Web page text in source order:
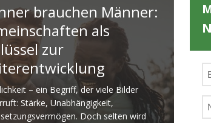
Schulzeit, die du jetzt löschen solltest
für dich ist.
MÄNNER-ARBEIT
Gemeinschaften als Schlüssel zur
brauchen Männer:
als
zur
– ein Begriff, der viele Bilder
Stärke, Unabhängigkeit,
Doch selten wird